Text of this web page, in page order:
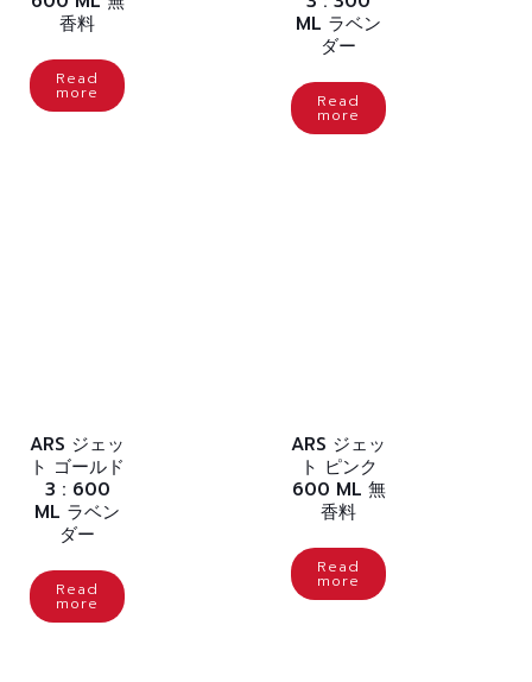
香料
Read
more
ML ラベン
ダー
Read
more
ARS ジェッ
ト ゴールド
3 : 600
ML ラベン
ダー
Read
more
ARS ジェッ
ト ピンク
600 ML 無
香料
Read
more